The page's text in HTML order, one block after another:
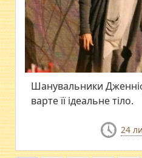
Шанувальники
варте її ідеальне тіло.
24